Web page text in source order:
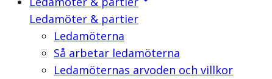
Ledamöter & partier
Ledamöterna
Så arbetar ledamöterna
Ledamöternas arvoden och villkor